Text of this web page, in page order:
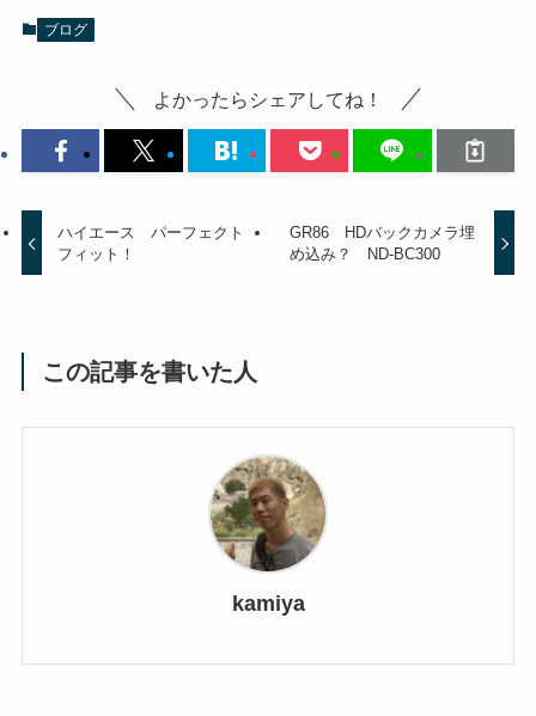
ブログ
よかったらシェアしてね！
ハイエース パーフェクト
フィット！
GR86 HDバックカメラ埋
め込み？ ND-BC300
この記事を書いた人
kamiya